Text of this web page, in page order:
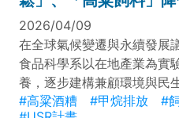
2026/04/09
在全球氣候變遷與永續發展
食品科學系以在地產業為實
養，逐步建構兼顧環境與民
#高粱酒糟
#甲烷排放 #